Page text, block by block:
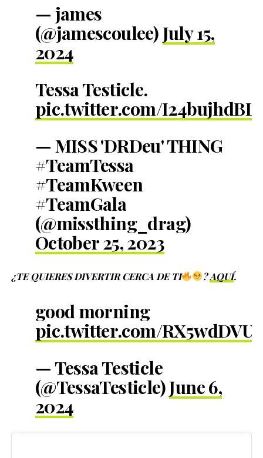
— james
(@jamescoulee)July 15,
2024
Tessa Testicle.
pic.twitter.com/I24bujhdBL
— MISS 'DRDeu' THING
#TeamTessa
#TeamKween
#TeamGala
(@missthing_drag)
October 25, 2023
¿TE QUIERES DIVERTIR CERCA DE TI ?AQUÍ.
good morning
pic.twitter.com/
— Tessa Testicle
(@TessaTesticle)June 6,
2024